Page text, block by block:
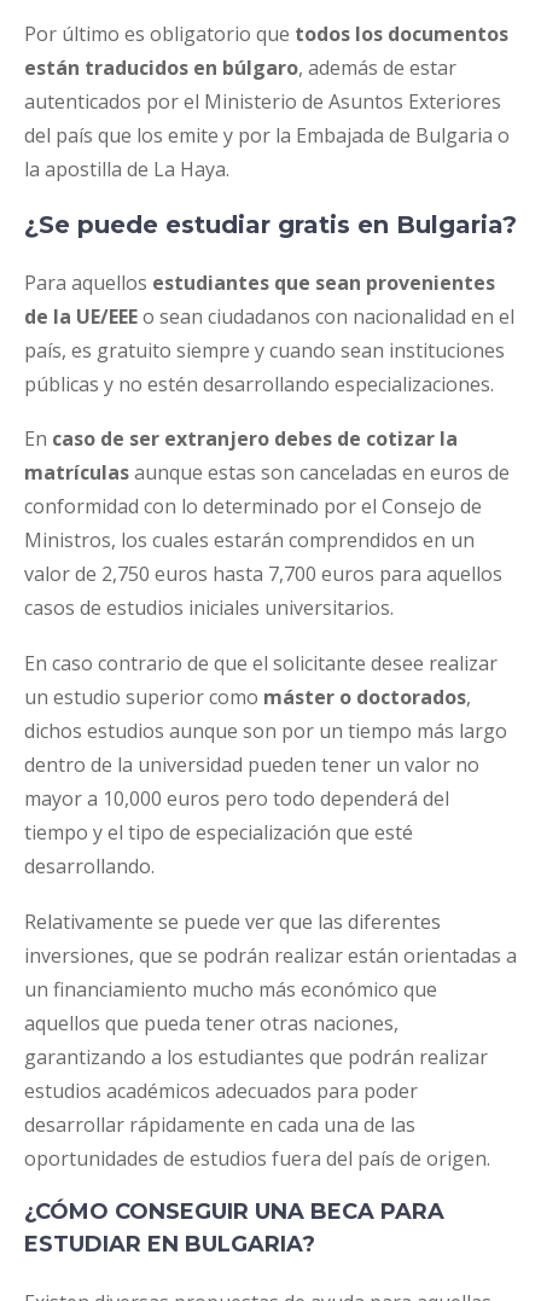
Por último es obligatorio que todos los documentos
están traducidos en búlgaro, además de estar
autenticados por el Ministerio de Asuntos Exteriores
del país que los emite y por la Embajada de Bulgaria o
la apostilla de La Haya.
¿Se puede estudiar gratis en Bulgaria?
Para aquellos estudiantes que sean provenientes
de la UE/EEEo sean ciudadanos con nacionalidad en el
país, es gratuito siempre y cuando sean instituciones
públicas y no estén desarrollando especializaciones.
En caso de ser extranjero debes de cotizar la
matrículasaunque estas son canceladas en euros de
conformidad con lo determinado por el Consejo de
Ministros, los cuales estarán comprendidos en un
valor de 2,750 euros hasta 7,700 euros para aquellos
casos de estudios iniciales universitarios.
En caso contrario de que el solicitante desee realizar
un estudio superior como máster o doctorados,
dichos estudios aunque son por un tiempo más largo
dentro de la universidad pueden tener un valor no
mayor a 10,000 euros pero todo dependerá del
tiempo y el tipo de especialización que esté
desarrollando.
Relativamente se puede ver que las diferentes
inversiones, que se podrán realizar están orientadas a
un financiamiento mucho más económico que
aquellos que pueda tener otras naciones,
garantizando a los estudiantes que podrán realizar
estudios académicos adecuados para poder
desarrollar rápidamente en cada una de las
oportunidades de estudios fuera del país de origen.
¿CÓMO CONSEGUIR UNA BECA PARA
ESTUDIAR EN BULGARIA?